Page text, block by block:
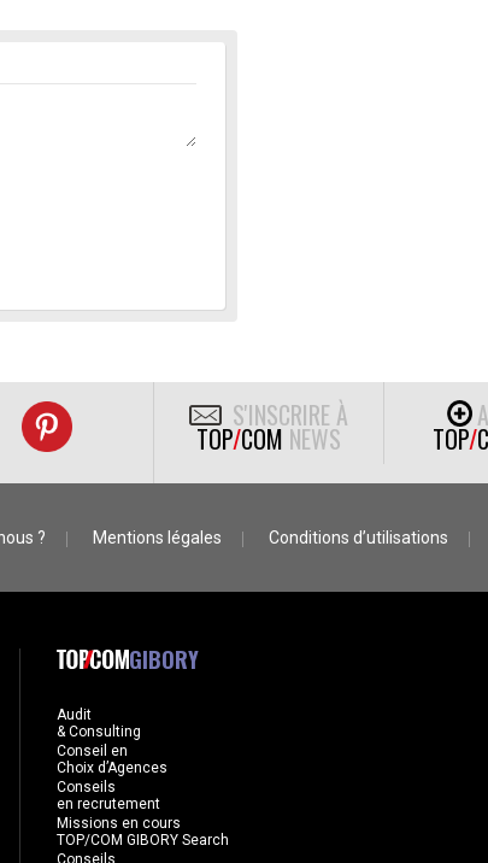
S'INSCRIRE À
TOP/COM NEWS TOP/
? Mentions légales Conditions d’utilisations
GIBORY
Audit
& Consulting
Conseil en
Choix d’Agences
Conseils
en recrutement
Missions en cours
TOP/COM GIBORY Search
Conseils